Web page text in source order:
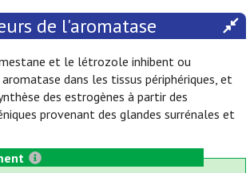
de l'aromatase
et le létrozole inhibent ou
dans les tissus périphériques, et
des estrogènes à partir des
provenant des glandes surrénales et